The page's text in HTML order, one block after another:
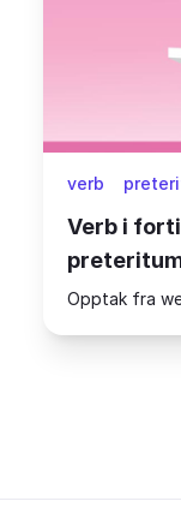
verb
Verb i
Opptak fra